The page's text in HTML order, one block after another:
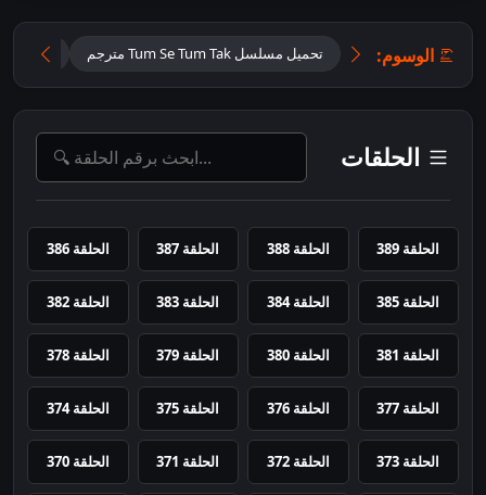
الوسوم: تحميل مسلسل Tum Se Tum Tak مترجم تحميل
الحلقات
الحلقة 389 الحلقة 388 الحلقة 387 الحلقة 386
الحلقة 385 الحلقة 384 الحلقة 383 الحلقة 382
الحلقة 381 الحلقة 380 الحلقة 379 الحلقة 378
الحلقة 377 الحلقة 376 الحلقة 375 الحلقة 374
الحلقة 373 الحلقة 372 الحلقة 371 الحلقة 370